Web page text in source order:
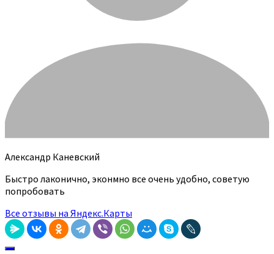
Александр Каневский
Быстро лаконично, эконмно все очень удобно, советую
попробовать
Все отзывы на Яндекс.Карты